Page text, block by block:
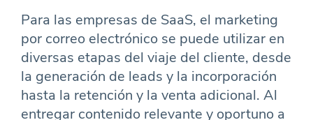
Para las empresas de SaaS, el marketing
por correo electrónico se puede utilizar en
diversas etapas del viaje del cliente, desde
la generación de leads y la incorporación
hasta la retención y la venta adicional. Al
entregar contenido relevante y oportuno a